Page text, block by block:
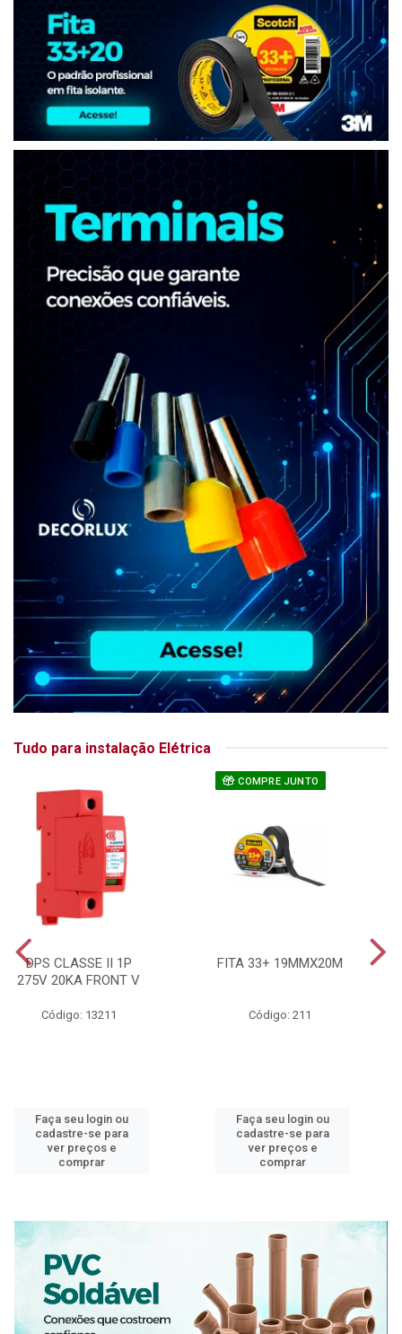
Tudo para instalação Elétrica
DPS CLASSE II 1P
275V 20KA FRONT V
Código: 13211
Faça seu login ou
cadastre-se para
ver preços e
comprar
COMPRE JUNTO
FITA 33+ 19MMX20M
Código: 211
Faça seu login ou
cadastre-se para
ver preços e
comprar